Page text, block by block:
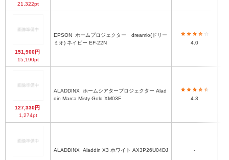
21,322pt
151,900円
15,190pt
EPSON
ミオ) ネイビー EF-22N
4.0
127,330円
1,274pt
ALADDINX
din Marca Misty Gold XM03F
4.3
ALADDINX Aladdin X3 ホワイト AX3P26U04DJ -